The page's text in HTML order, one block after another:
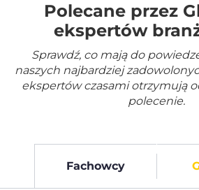
Polecane przez
ekspertów
Sprawdź, co mają do
naszych najbardziej
ekspertów czasami otrzymują
polecenie.
Fachowcy